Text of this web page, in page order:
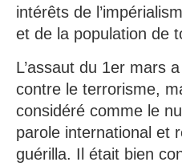
intérêts de
et de la population de
L’assaut du 1er mars
contre le terrorisme,
considéré comme le
parole international et
guérilla. Il était bien